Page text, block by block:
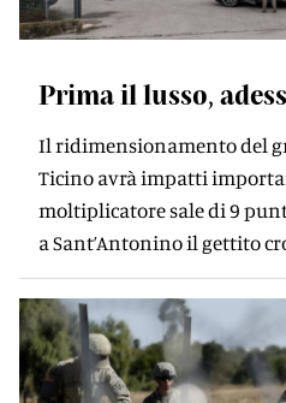
Prima il lusso,
Il ridimensionamento del
Ticino avrà impatti
moltiplicatore sale di 9
a Sant’Antonino il gettito